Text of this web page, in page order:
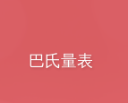
巴氏量表